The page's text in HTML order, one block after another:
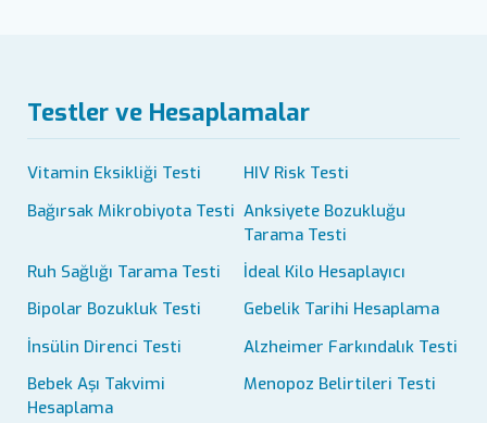
Testler ve Hesaplamalar
Vitamin Eksikliği Testi
HIV Risk Testi
Bağırsak Mikrobiyota Testi Anksiyete Bozukluğu
Tarama Testi
Ruh Sağlığı Tarama Testi
İdeal Kilo Hesaplayıcı
Bipolar Bozukluk Testi
Gebelik Tarihi Hesaplama
İnsülin Direnci Testi
Alzheimer Farkındalık Testi
Bebek Aşı Takvimi
Hesaplama
Menopoz Belirtileri Testi